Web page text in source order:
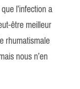
l’infection a
être meilleur
rhumatismale
nous n’en